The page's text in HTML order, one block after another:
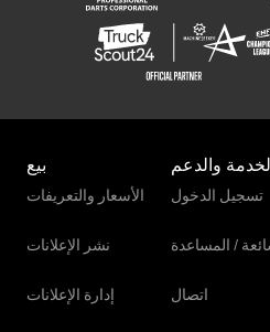
بيع
الأسعار والتعريفات
نشر الإعلانات
إدارة الإعلانات
والدعم
تسجيل الدخول
/ المساعدة
اتصال